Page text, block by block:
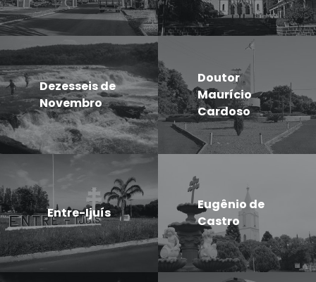
Dezesseis de
Novembro
Doutor
Maurício
Cardoso
Entre-Ijuís
Eugênio de
Castro